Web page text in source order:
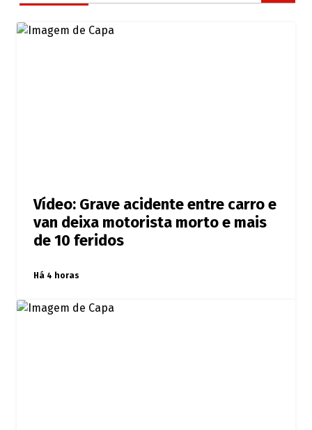
Vídeo: Grave acidente entre carro e
van deixa motorista morto e mais
de 10 feridos
Há 4 horas